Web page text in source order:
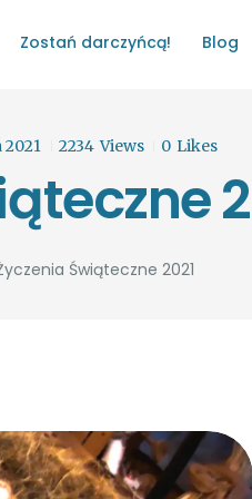
Zostań darczyńcą! Blog
2234 Views 0 Likes
Świąteczne 2021